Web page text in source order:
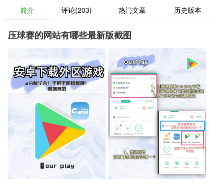
简介 评论(203) 热门文章 历史版本
压球赛的网站有哪些最新版截图